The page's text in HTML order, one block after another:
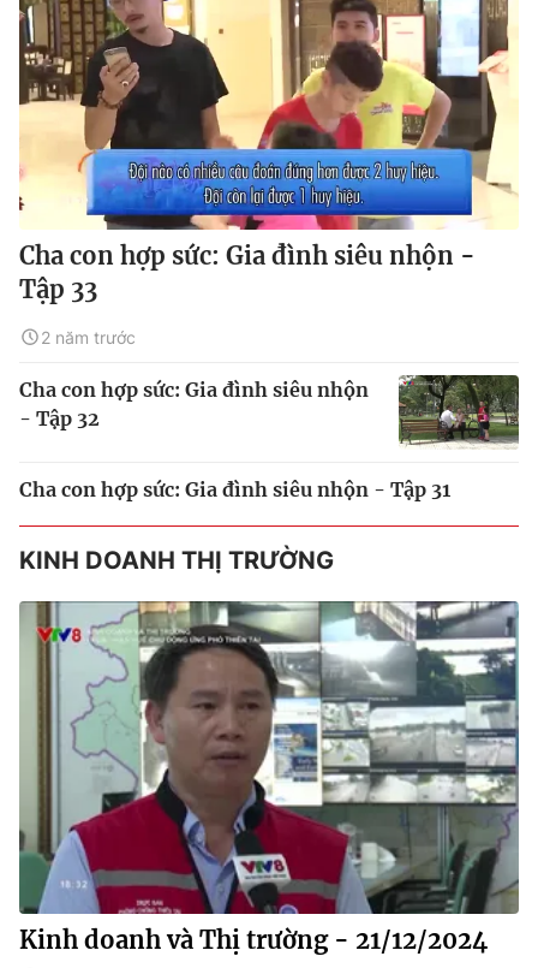
Cha con hợp sức: Gia đình siêu nhộn -
Tập 33
2 năm trước
Cha con hợp sức: Gia đình siêu nhộn
- Tập 32
Cha con hợp sức: Gia đình siêu nhộn - Tập 31
KINH DOANH THỊ TRƯỜNG
Kinh doanh và Thị trường - 21/12/2024